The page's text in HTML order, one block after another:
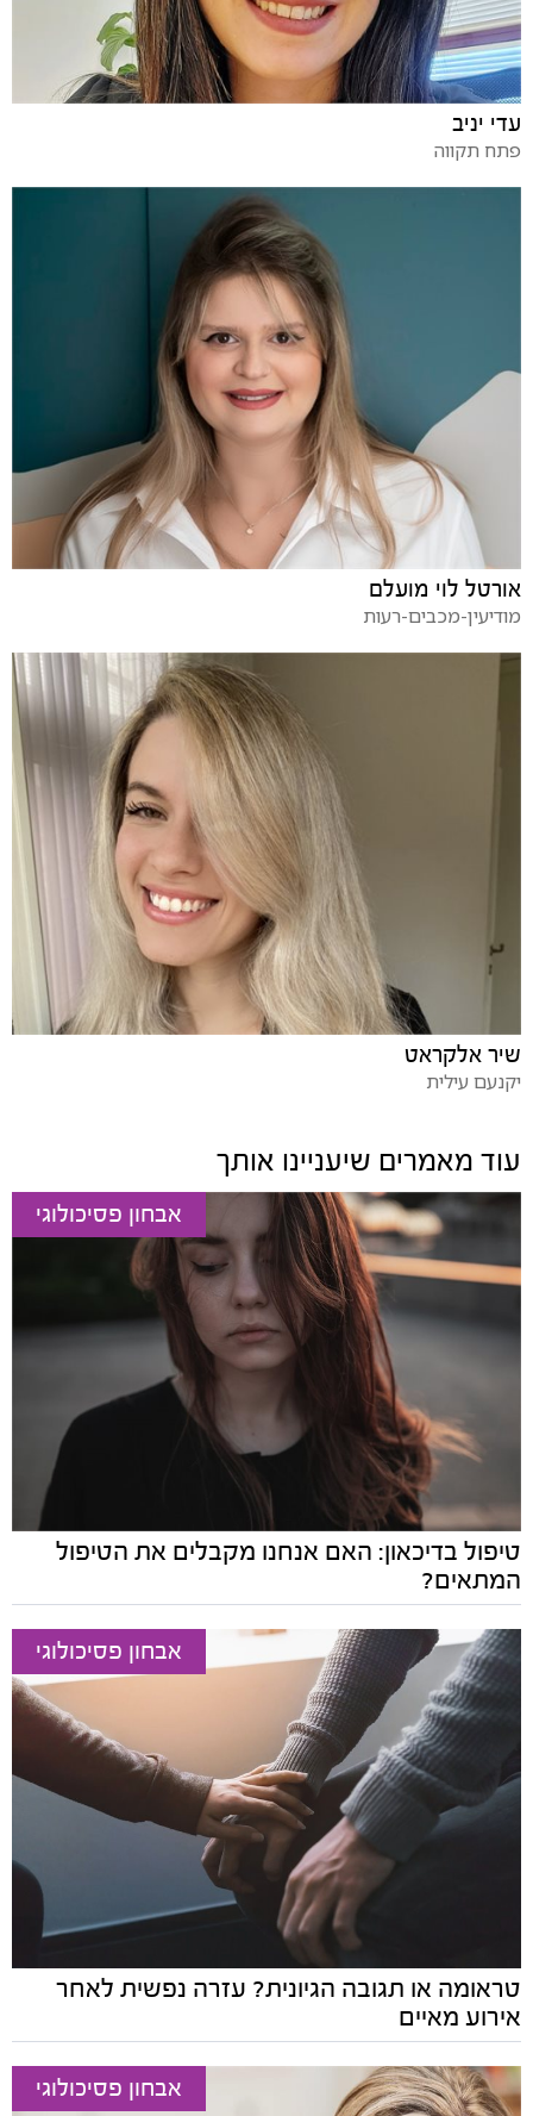
עדי יניב
פתח תקווה
אורטל לוי מועלם
מודיעין-מכבים-רעות
שיר אלקראט
יקנעם עילית
עוד מאמרים שיעניינו אותך
אבחון פסיכולוגי
טיפול בדיכאון: האם אנחנו מקבלים את הטיפול
המתאים?
אבחון פסיכולוגי
טראומה או תגובה הגיונית? עזרה נפשית לאחר
אירוע מאיים
אבחון פסיכולוגי